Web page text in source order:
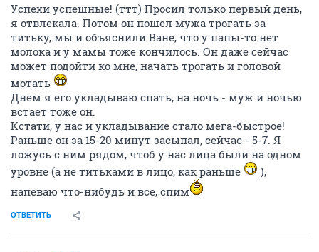
Успехи успешные! (ттт) Просил только первый день,
я отвлекала. Потом он пошел мужа трогать за
титьку, мы и объяснили Ване, что у папы-то нет
молока и у мамы тоже кончилось. Он даже сейчас
может подойти ко мне, начать трогать и головой
мотать
Днем я его укладываю спать, на ночь - муж и ночью
встает тоже он.
Кстати, у нас и укладывание стало мега-быстрое!
Раньше он за 15-20 минут засыпал, сейчас - 5-7. Я
ложусь с ним рядом, чтоб у нас лица были на одном
уровне (а не титьками в лицо, как раньше
),
напеваю что-нибудь и все, спим
ОТВЕТИТЬ